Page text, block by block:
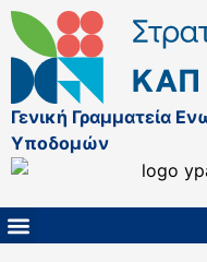
Γενική Γραμματεία
Υποδομών